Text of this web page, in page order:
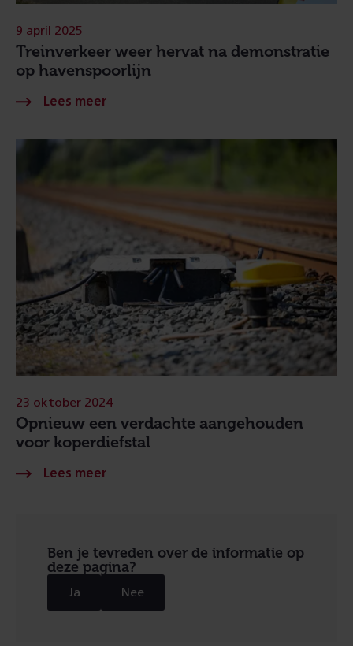
Treinverkeer weer hervat na demonstratie
op havenspoorlijn
9 april 2025
Opnieuw een verdachte aangehouden
voor koperdiefstal
23 oktober 2024
Ben je tevreden over de informatie op
deze pagina?
Ja Nee